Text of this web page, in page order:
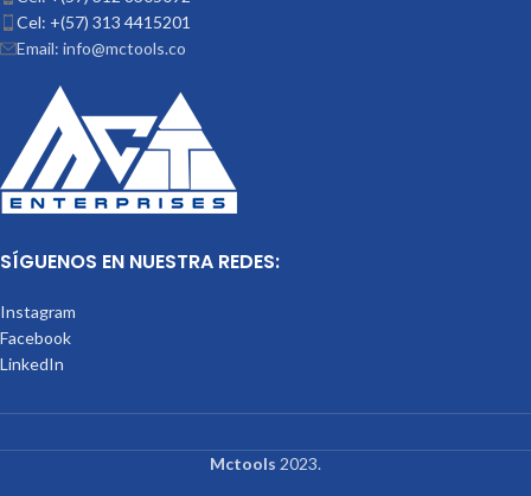
Cel: +(57) 313 4415201
Email: info@mctools.co
SÍGUENOS EN NUESTRA REDES:
Instagram
Facebook
LinkedIn
Mctools 2023.